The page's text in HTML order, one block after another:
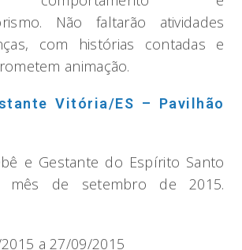
Não faltarão atividades
com histórias contadas e
animação.
Vitória/ES – Pavilhão
e Gestante do Espírito Santo
mês de setembro de 2015.
a 27/09/2015